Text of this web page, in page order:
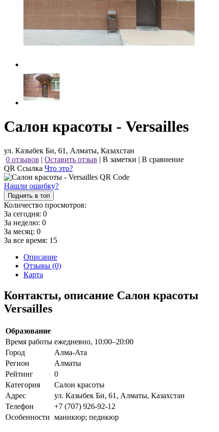
Салон красоты - Versailles
ул. Казыбек Би, 61, Алматы, Казахстан
0 отзывов | Оставить отзыв | В заметки | В сравнение
QR Ссылка Что это?
Нашли ошибку?
Поднять в топ
Количество просмотров:
За сегодня: 0
За неделю: 0
За месяц: 0
За все время: 15
Описание
Отзывы (0)
Карта
Контакты, описание Салон красоты
Versailles
Образование
Время работы ежедневно, 10:00–20:00
Город
Алма-Ата
Регион
Алматы
Рейтинг
0
Категория
Салон красоты
Адрес
ул. Казыбек Би, 61, Алматы, Казахстан
Телефон
+7 (707) 926-92-12
Особенности маникюр; педикюр